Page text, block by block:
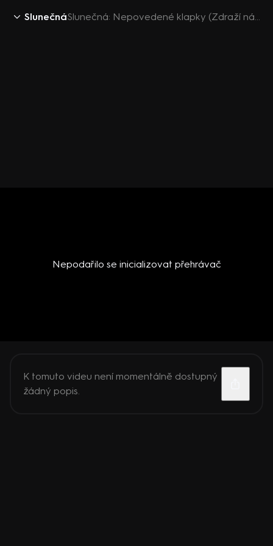
Slunečná Slunečná: Nepovedené klapky (Zdraží nám rum)
Nepodařilo se inicializovat přehrávač
K tomuto videu není momentálně dostupný
žádný popis.